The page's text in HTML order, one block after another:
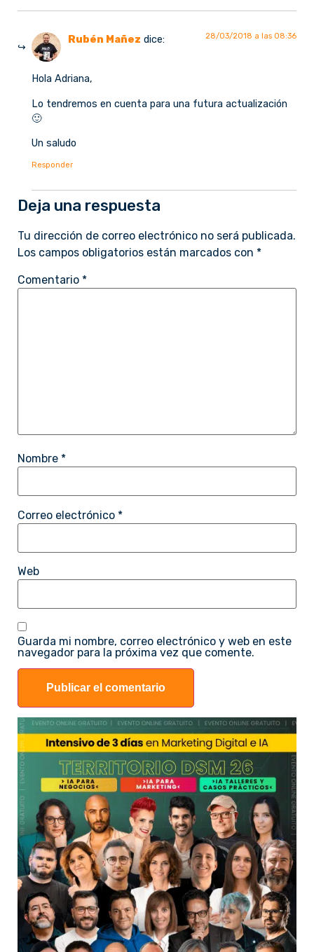
Rubén Mañez dice: 28/03/2018 a las 08:36
Hola Adriana,
Lo tendremos en cuenta para una futura actualización
🙂
Un saludo
Responder
Deja una respuesta
Tu dirección de correo electrónico no será publicada.
Los campos obligatorios están marcados con *
Comentario *
Nombre *
Correo electrónico *
Web
Guarda mi nombre, correo electrónico y web en este
navegador para la próxima vez que comente.